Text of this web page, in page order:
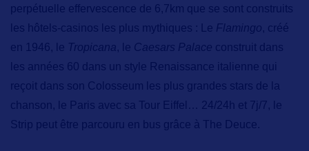
perpétuelle effervescence de 6,7km que se sont construits
les hôtels-casinos les plus mythiques : Le Flamingo, créé
en 1946, le Tropicana, le Caesars Palace construit dans
les années 60 dans un style Renaissance italienne qui
reçoit dans son Colosseum les plus grandes stars de la
chanson, le Paris avec sa Tour Eiffel… 24/24h et 7j/7, le
Strip peut être parcouru en bus grâce à The Deuce.